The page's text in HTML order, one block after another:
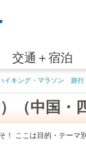
交通＋宿泊
イキング・マラソン 旅行
（中国・
！ ここは目的・テーマ